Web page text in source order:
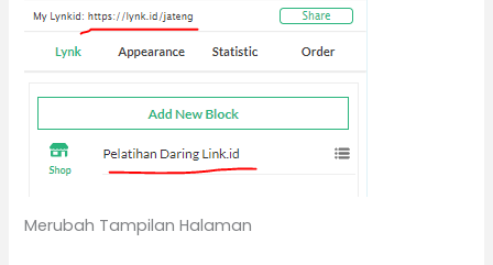
Merubah Tampilan Halaman